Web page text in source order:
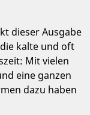
dieser Ausgabe
kalte und oft
Mit vielen
eine ganzen
dazu haben